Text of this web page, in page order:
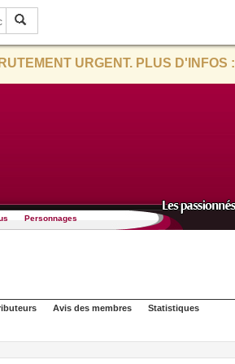
URGENT. PLUS D'INFOS :
Personnages
Avis des membres Statistiques